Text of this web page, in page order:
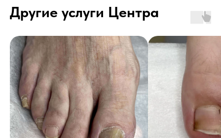
Другие услуги Центра